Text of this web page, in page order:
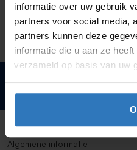
informatie over uw gebruik
partners voor social media,
partners kunnen deze
informatie die u aan ze
verzameld op basis van uw
Chikko
Drogist.nl
Algemene informatie